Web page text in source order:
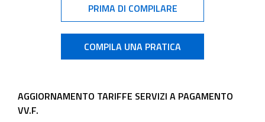
PRIMA DI COMPILARE
COMPILA UNA PRATICA
AGGIORNAMENTO TARIFFE SERVIZI A PAGAMENTO
VV.F.